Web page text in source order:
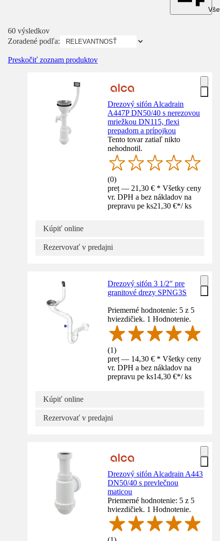
60 výsledkov
Zoradené podľa:
Preskočiť zoznam produktov
Drezový sifón Alcadrain
A447P DN50/40 s nerezovou
mriežkou DN115, flexi
prepadom a prípojkou
Tento tovar zatiaľ nikto
nehodnotil.
(0)
preț — 21,30 € * Všetky ceny
vr. DPH a bez nákladov na
prepravu pe ks21,30 €*/ ks
Kúpiť online
Rezervovať v predajni
Drezový sifón 3 1/2" pre
granitové drezy SPNG3S
Priemerné hodnotenie: 5 z 5
hviezdičiek. 1 Hodnotenie.
(1)
preț — 14,30 € * Všetky ceny
vr. DPH a bez nákladov na
prepravu pe ks14,30 €*/ ks
Kúpiť online
Rezervovať v predajni
Drezový sifón Alcadrain A443
DN50/40 s prevlečnou
maticou
Priemerné hodnotenie: 5 z 5
hviezdičiek. 1 Hodnotenie.